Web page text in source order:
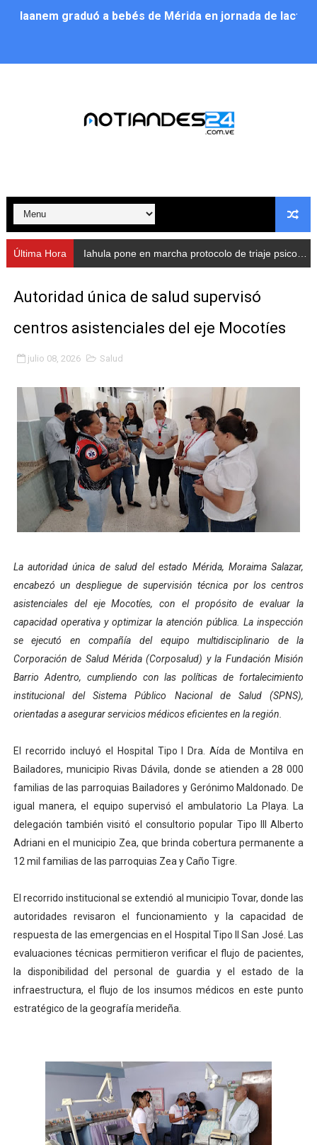
Iaanem graduó a bebés de Mérida en jornada de
Alcalde Nelson Álvarez llevó jornada recreativa a la
Nevado Gas optimiza servicio residencial en la
Balance semestral impulsa inclusión y atención a
Plan Vacacional Comunitario “Ríe 2026” recorre las
Alcaldía del Municipio Libertador realizó una jornada
Fundacite Mérida dicta taller gratuito de electrónica
INN-Mérida celebró el Lacto grado para promover el
Impulsan plan estratégico de seguridad ciudadana
Mérida impulsa desarrollo económico con taller de
Fomficc consolida alianzas e impulsa la economía
Niños de Estudiantes de Mérida sembraron 110
Corposalud y Secretaría Social fortalecen la atención
Entregan planta eléctrica para fortalecer la atención
Expertos inspeccionan espacios del OAN para la
Dictan MasterClass en el marco del Encuentro LAGO
Campo Elías avanza con plan de asfaltado
Encuentro estadal fortalece la coordinación de
Gobernador Arnaldo Sánchez apadrina a más de 993
Plan Quirúrgico Regional llega a Pueblo Llano con la
Última Hora Iahula pone en marcha protocolo de triaje psicosocial para atender a rescatistas
Autoridad única de salud supervisó
centros asistenciales del eje Mocotíes
julio 08, 2026 Salud
La autoridad única de salud del estado Mérida, Moraima Salazar,
encabezó un despliegue de supervisión técnica por los centros
asistenciales del eje Mocotíes, con el propósito de evaluar la
capacidad operativa y optimizar la atención pública. La inspección
se ejecutó en compañía del equipo multidisciplinario de la
Corporación de Salud Mérida (Corposalud) y la Fundación Misión
Barrio Adentro, cumpliendo con las políticas de fortalecimiento
institucional del Sistema Público Nacional de Salud (SPNS),
orientadas a asegurar servicios médicos eficientes en la región.
El recorrido incluyó el Hospital Tipo I Dra. Aída de Montilva en
Bailadores, municipio Rivas Dávila, donde se atienden a 28 000
familias de las parroquias Bailadores y Gerónimo Maldonado. De
igual manera, el equipo supervisó el ambulatorio La Playa. La
delegación también visitó el consultorio popular Tipo III Alberto
Adriani en el municipio Zea, que brinda cobertura permanente a
12 mil familias de las parroquias Zea y Caño Tigre.
El recorrido institucional se extendió al municipio Tovar, donde las
autoridades revisaron el funcionamiento y la capacidad de
respuesta de las emergencias en el Hospital Tipo II San José. Las
evaluaciones técnicas permitieron verificar el flujo de pacientes,
la disponibilidad del personal de guardia y el estado de la
infraestructura, el flujo de los insumos médicos en este punto
estratégico de la geografía merideña.